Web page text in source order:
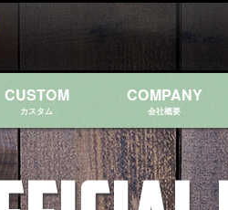
CUSTOM
カスタム
COMPANY
会社概要